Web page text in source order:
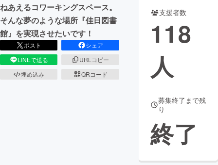
ねあえるコワーキングスペース。
そんな夢のような場所『佳日図書
館』を実現させたいです！
ポスト
シェア
LINEで送る
URLコピー
埋め込み
QRコード
支援者数
118
人
募集終了まで残
り
終了